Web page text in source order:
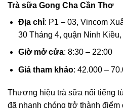
Trà sữa Gong Cha Cần Thơ
Địa chỉ: P1 – 03, Vincom
30 Tháng 4, quận Ninh
Giờ mở cửa: 8:30 – 22:00
Giá tham khảo: 42.000 –
Thương hiệu trà sữa nổi tiếng
đã nhanh chóng trở thành